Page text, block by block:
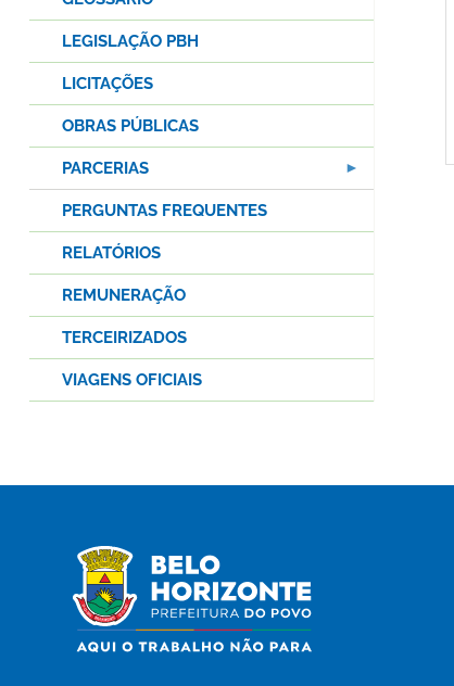
LEGISLAÇÃO PBH
LICITAÇÕES
OBRAS PÚBLICAS
PARCERIAS
PERGUNTAS FREQUENTES
RELATÓRIOS
REMUNERAÇÃO
TERCEIRIZADOS
VIAGENS OFICIAIS